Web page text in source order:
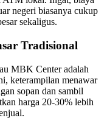
negeri biasanya cukup
sekaligus.
Tradisional
MBK Center adalah
keterampilan menawar
sopan dan sambil
harga 20-30% lebih